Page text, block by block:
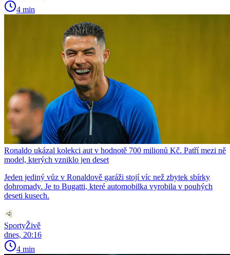
4 min
Ronaldo ukázal kolekci aut v hodnotě 700 milionů Kč. Patří mezi ně
model, kterých vzniklo jen deset
Jeden jediný vůz v Ronaldově garáži stojí víc než zbytek sbírky
dohromady. Je to Bugatti, které automobilka vyrobila v pouhých
deseti kusech.
SportyŽivě
dnes, 20:16
4 min